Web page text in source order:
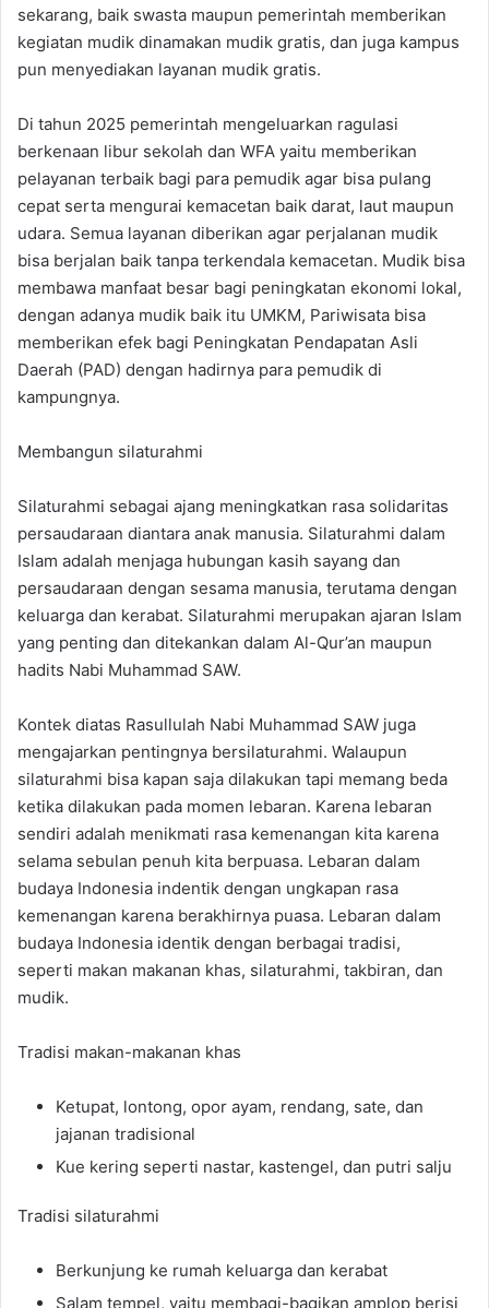
sekarang, baik swasta maupun pemerintah memberikan
kegiatan mudik dinamakan mudik gratis, dan juga kampus
pun menyediakan layanan mudik gratis.
Di tahun 2025 pemerintah mengeluarkan ragulasi
berkenaan libur sekolah dan WFA yaitu memberikan
pelayanan terbaik bagi para pemudik agar bisa pulang
cepat serta mengurai kemacetan baik darat, laut maupun
udara. Semua layanan diberikan agar perjalanan mudik
bisa berjalan baik tanpa terkendala kemacetan. Mudik bisa
membawa manfaat besar bagi peningkatan ekonomi lokal,
dengan adanya mudik baik itu UMKM, Pariwisata bisa
memberikan efek bagi Peningkatan Pendapatan Asli
Daerah (PAD) dengan hadirnya para pemudik di
kampungnya.
Membangun silaturahmi
Silaturahmi sebagai ajang meningkatkan rasa solidaritas
persaudaraan diantara anak manusia. Silaturahmi dalam
Islam adalah menjaga hubungan kasih sayang dan
persaudaraan dengan sesama manusia, terutama dengan
keluarga dan kerabat. Silaturahmi merupakan ajaran Islam
yang penting dan ditekankan dalam Al-Qur’an maupun
hadits Nabi Muhammad SAW.
Kontek diatas Rasullulah Nabi Muhammad SAW juga
mengajarkan pentingnya bersilaturahmi. Walaupun
silaturahmi bisa kapan saja dilakukan tapi memang beda
ketika dilakukan pada momen lebaran. Karena lebaran
sendiri adalah menikmati rasa kemenangan kita karena
selama sebulan penuh kita berpuasa. Lebaran dalam
budaya Indonesia indentik dengan ungkapan rasa
kemenangan karena berakhirnya puasa. Lebaran dalam
budaya Indonesia identik dengan berbagai tradisi,
seperti makan makanan khas, silaturahmi, takbiran, dan
mudik.
Tradisi makan-makanan khas
Ketupat, lontong, opor ayam, rendang, sate, dan
jajanan tradisional
Kue kering seperti nastar, kastengel, dan putri salju
Tradisi silaturahmi
Berkunjung ke rumah keluarga dan kerabat
Salam tempel, yaitu membagi-bagikan amplop berisi